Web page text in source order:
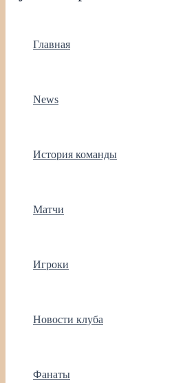
Главная
News
История команды
Матчи
Игроки
Новости клуба
Фанаты